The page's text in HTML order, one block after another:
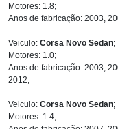
Motores: 1.8;
Anos de fabricação: 2003,
Veiculo: Corsa Novo Sedan;
Motores: 1.0;
Anos de fabricação: 2003,
2012;
Veiculo: Corsa Novo Sedan;
Motores: 1.4;